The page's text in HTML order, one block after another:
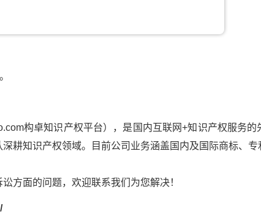
构卓知识产权平台），是国内互联网+知识产权服务的
耕知识产权领域。目前公司业务涵盖国内及国际商标、
方面的问题，欢迎联系我们为您解决！